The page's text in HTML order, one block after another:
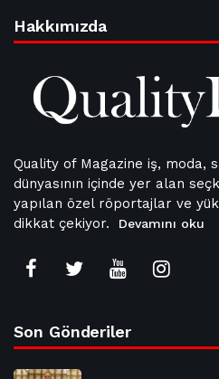
Hakkımızda
Quality of Magazine iş, moda,
dünyasının içinde yer alan
yapılan özel röportajlar ve
dikkat çekiyor.
Devamını oku
Son Gönderiler